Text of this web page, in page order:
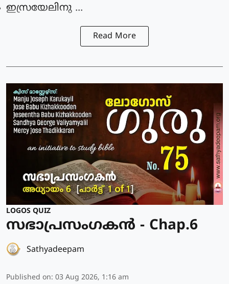
ഇസ്രയേലിനു ...
Read More
LOGOS QUIZ
സഭാപ്രസംഗകൻ - Chap.6
Sathyadeepam
Published on: 03 Aug 2026, 1:16 am